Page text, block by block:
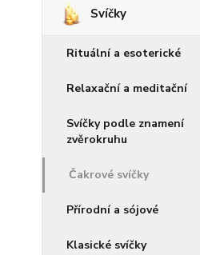
Svíčky
Rituální a esoterické
Relaxační a meditační
Svíčky podle znamení
zvěrokruhu
Čakrové svíčky
Přírodní a sójové
Klasické svíčky